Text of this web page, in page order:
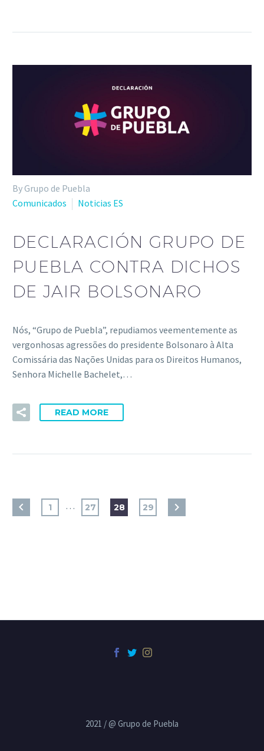
By Grupo de Puebla
Comunicados
Noticias ES
DECLARACIÓN GRUPO DE
PUEBLA CONTRA DICHOS
DE JAIR BOLSONARO
Nós, “Grupo de Puebla”, repudiamos veementemente as
vergonhosas agressões do presidente Bolsonaro à Alta
Comissária das Nações Unidas para os Direitos Humanos,
Senhora Michelle Bachelet,…
READ MORE
1 … 27 28 29
2021 / @ Grupo de Puebla